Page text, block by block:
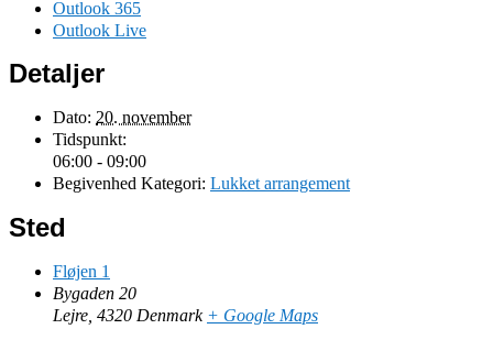
Outlook 365
Outlook Live
Detaljer
Dato: 20. november
Tidspunkt:
06:00 - 09:00
Begivenhed Kategori: Lukket arrangement
Sted
Fløjen 1
Bygaden 20
Lejre 4320 Denmark + Google Maps